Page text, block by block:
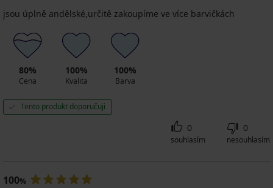
jsou úplně andělské,určitě zakoupíme ve více barvičkách
80%
Cena
100%
Kvalita
100%
Barva
Tento produkt doporučuji
0
souhlasím
0
nesouhlasím
100%